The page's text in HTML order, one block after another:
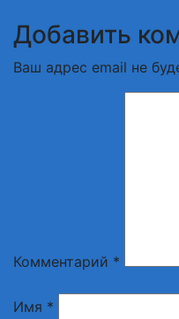
Добавить
Ваш адрес email не
Комментарий *
Имя *